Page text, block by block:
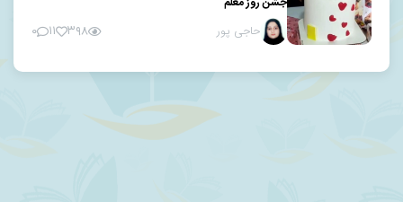
حاجی پور ۳۹۸ ۱۱ ۰